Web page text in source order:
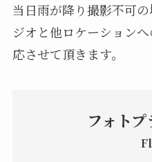
当日雨が降り撮影不可
ジオと他ロケーション
応させて頂きます。
フォト